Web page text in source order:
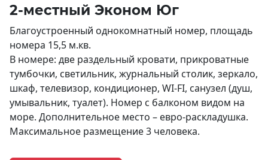
2-местный Эконом Юг
Благоустроенный однокомнатный номер, площадь
номера 15,5 м.кв.
В номере: две раздельный кровати, прикроватные
тумбочки, светильник, журнальный столик, зеркало,
шкаф, телевизор, кондиционер, WI-FI, санузел (душ,
умывальник, туалет). Номер с балконом видом на
море. Дополнительное место – евро-раскладушка.
Максимальное размещение 3 человека.